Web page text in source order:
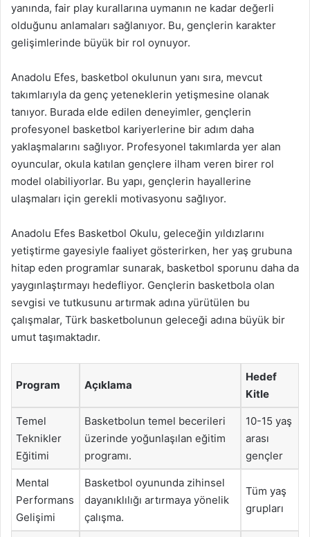
yanında, fair play kurallarına uymanın ne kadar değerli
olduğunu anlamaları sağlanıyor. Bu, gençlerin karakter
gelişimlerinde büyük bir rol oynuyor.
Anadolu Efes, basketbol okulunun yanı sıra, mevcut
takımlarıyla da genç yeteneklerin yetişmesine olanak
tanıyor. Burada elde edilen deneyimler, gençlerin
profesyonel basketbol kariyerlerine bir adım daha
yaklaşmalarını sağlıyor. Profesyonel takımlarda yer alan
oyuncular, okula katılan gençlere ilham veren birer rol
model olabiliyorlar. Bu yapı, gençlerin hayallerine
ulaşmaları için gerekli motivasyonu sağlıyor.
Anadolu Efes Basketbol Okulu, geleceğin yıldızlarını
yetiştirme gayesiyle faaliyet gösterirken, her yaş grubuna
hitap eden programlar sunarak, basketbol sporunu daha da
yaygınlaştırmayı hedefliyor. Gençlerin basketbola olan
sevgisi ve tutkusunu artırmak adına yürütülen bu
çalışmalar, Türk basketbolunun geleceği adına büyük bir
umut taşımaktadır.
Program Açıklama
Hedef
Kitle
Temel
Teknikler
Eğitimi
Basketbolun temel becerileri
üzerinde yoğunlaşılan eğitim
programı.
10-15 yaş
arası
gençler
Mental
Performans
Gelişimi
Basketbol oyununda zihinsel
dayanıklılığı artırmaya yönelik
çalışma.
Tüm yaş
grupları